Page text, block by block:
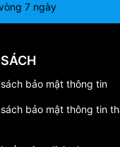
7 ngày
bảo mật thông tin
bảo mật thông tin